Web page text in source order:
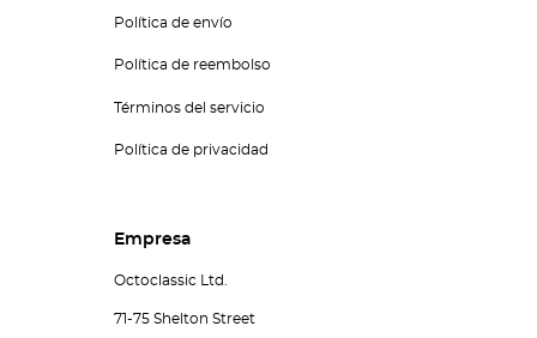
Política de envío
Política de reembolso
Términos del servicio
Política de privacidad
Empresa
Octoclassic Ltd.
71-75 Shelton Street